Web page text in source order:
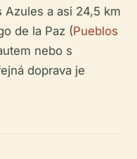
a asi 24,5 km
de la Paz (Pueblos
nebo s
doprava je